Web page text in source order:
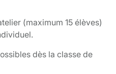
(maximum 15 élèves)
dès la classe de